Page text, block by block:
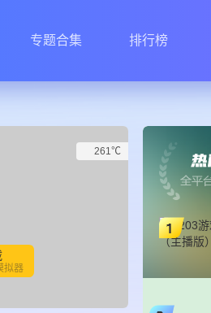
专题合集 排行榜
拟器
261℃